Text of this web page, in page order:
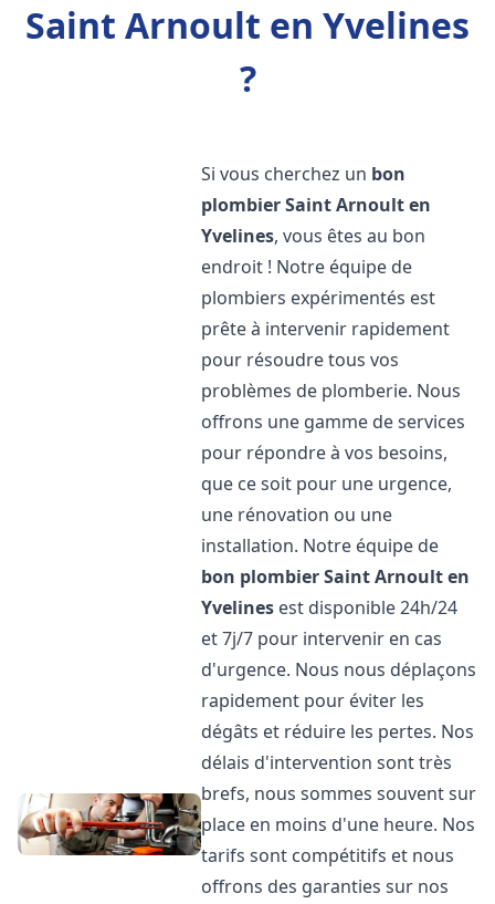
Saint Arnoult en Yvelines
?
Si vous cherchez un bon
plombierSaint Arnoult en
Yvelines, vous êtes au bon
endroit ! Notre équipe de
plombiers expérimentés est
prête à intervenir rapidement
pour résoudre tous vos
problèmes de plomberie. Nous
offrons une gamme de services
pour répondre à vos besoins,
que ce soit pour une urgence,
une rénovation ou une
installation. Notre équipe de
bon plombierSaint Arnoult en
Yvelines est disponible 24h/24
et 7j/7 pour intervenir en cas
d'urgence. Nous nous déplaçons
rapidement pour éviter les
dégâts et réduire les pertes. Nos
délais d'intervention sont très
brefs, nous sommes souvent sur
place en moins d'une heure. Nos
tarifs sont compétitifs et nous
offrons des garanties sur nos